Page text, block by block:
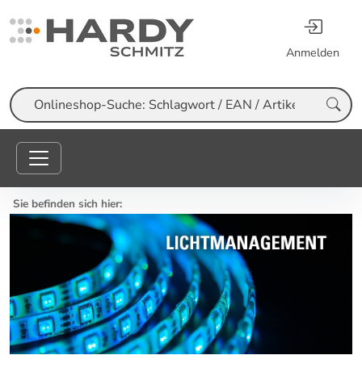
Anmelden
Suche
Sie befinden sich hier: